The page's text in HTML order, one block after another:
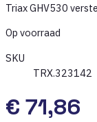
Triax GHV530
Op voorraad
SKU
TRX.323142
€ 71,86